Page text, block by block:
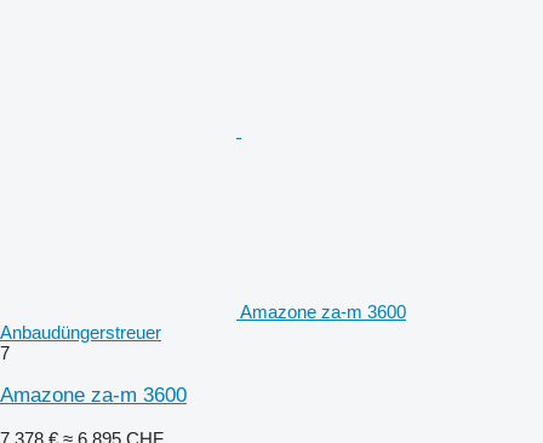
Amazone za-m 3600
Anbaudüngerstreuer
7
Amazone za-m 3600
7.378 € ≈ 6.895 CHF